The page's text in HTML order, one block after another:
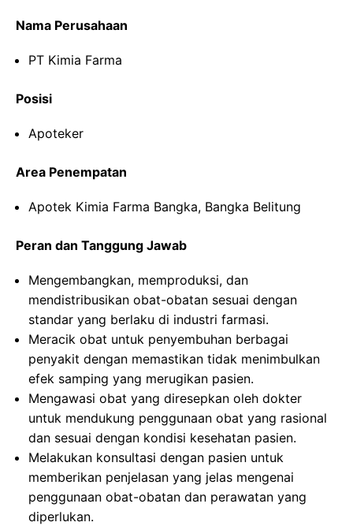
Nama Perusahaan
PT Kimia Farma
Posisi
Apoteker
Area Penempatan
Apotek Kimia Farma Bangka, Bangka Belitung
Peran dan Tanggung Jawab
Mengembangkan, memproduksi, dan
mendistribusikan obat-obatan sesuai dengan
standar yang berlaku di industri farmasi.
Meracik obat untuk penyembuhan berbagai
penyakit dengan memastikan tidak menimbulkan
efek samping yang merugikan pasien.
Mengawasi obat yang diresepkan oleh dokter
untuk mendukung penggunaan obat yang rasional
dan sesuai dengan kondisi kesehatan pasien.
Melakukan konsultasi dengan pasien untuk
memberikan penjelasan yang jelas mengenai
penggunaan obat-obatan dan perawatan yang
diperlukan.